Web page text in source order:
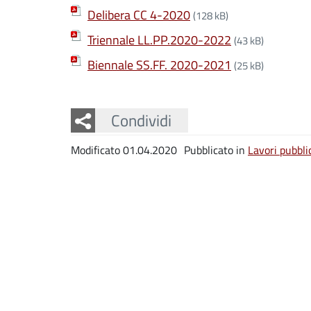
Delibera CC 4-2020(128 kB)
Triennale LL.PP.2020-2022 (43 kB)
Biennale SS.FF. 2020-2021 (25 kB)
Condividi
Facebook
Twitter
Whatsapp
Modificato 01.04.2020 Pubblicato in Lavori